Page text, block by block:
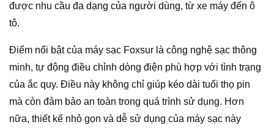
được nhu cầu đa dạng của người dùng, từ xe máy đến ô
tô.
Điểm nổi bật của máy sạc Foxsur là công nghệ sạc thông
minh, tự động điều chỉnh dòng điện phù hợp với tình trạng
của ắc quy. Điều này không chỉ giúp kéo dài tuổi thọ pin
mà còn đảm bảo an toàn trong quá trình sử dụng. Hơn
nữa, thiết kế nhỏ gọn và dễ sử dụng của máy sạc này